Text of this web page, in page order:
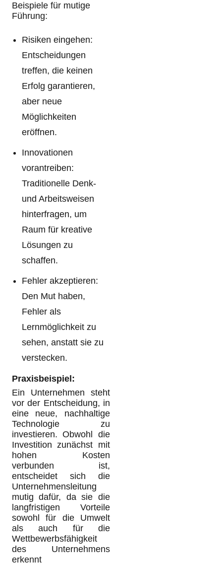
Beispiele für mutige
Führung:
Risiken eingehen:
Entscheidungen
treffen, die keinen
Erfolg garantieren,
aber neue
Möglichkeiten
eröffnen.
Innovationen
vorantreiben:
Traditionelle Denk-
und Arbeitsweisen
hinterfragen, um
Raum für kreative
Lösungen zu
schaffen.
Fehler akzeptieren:
Den Mut haben,
Fehler als
Lernmöglichkeit zu
sehen, anstatt sie zu
verstecken.
Praxisbeispiel:
Ein Unternehmen steht
vor der Entscheidung, in
eine neue, nachhaltige
Technologie zu
investieren. Obwohl die
Investition zunächst mit
hohen Kosten
verbunden ist,
entscheidet sich die
Unternehmensleitung
mutig dafür, da sie die
langfristigen Vorteile
sowohl für die Umwelt
als auch für die
Wettbewerbsfähigkeit
des Unternehmens
erkennt